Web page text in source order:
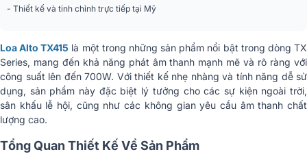
Phương thức kết nối
Bluetooth
Thủ công hoặc NFC
Tay cầm 2 tay cầm bên hông
Vỏ loa
Lưới kim loại
- Thiết kế và tinh chỉnh trực tiếp tại Mỹ
Loa Alto TX415 là một trong những sản phẩm nổi bật trong dòng TX
Series, mang đến khả năng phát âm thanh mạnh mẽ và rõ ràng với
công suất lên đến 700W. Với thiết kế nhẹ nhàng và tính năng dễ sử
dụng, sản phẩm này đặc biệt lý tưởng cho các sự kiện ngoài trời,
sân khấu lễ hội, cũng như các không gian yêu cầu âm thanh chất
lượng cao.
Tổng Quan Thiết Kế Về Sản Phẩm